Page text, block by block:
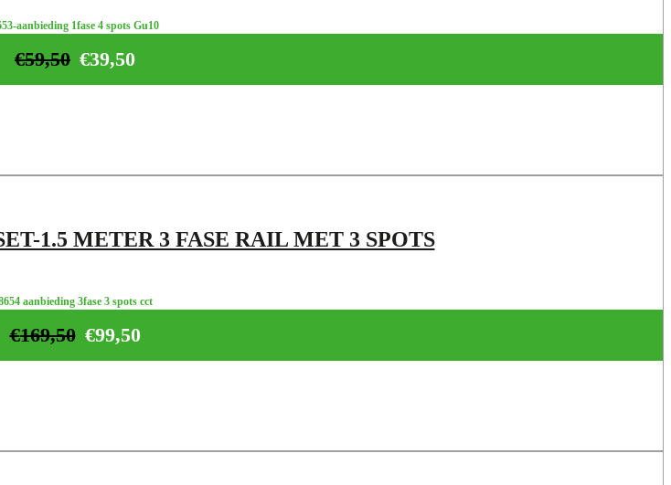
aanbieding 1fase 4 spots Gu10
€39,50
€59,50
1.5 METER 3 FASE RAIL MET 3 SPOTS
aanbieding 3fase 3 spots cct
€99,50
€169,50